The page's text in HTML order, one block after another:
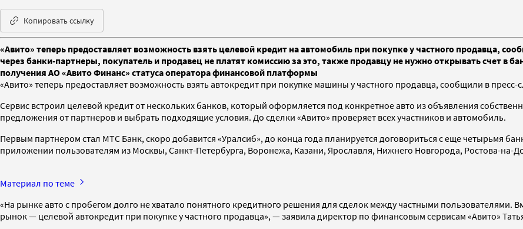
Копировать ссылку
«Авито» теперь предоставляет возможность взять целевой кредит на автомобиль при покупке у частного продавца,
через банки-партнеры, покупатель и продавец не платят комиссию за это, также продавцу не нужно открывать счет в
получения АО «Авито Финанс» статуса оператора финансовой платформы
«Авито» теперь предоставляет возможность взять автокредит при покупке машины у частного продавца, сообщили в
Сервис встроил целевой кредит от нескольких банков, который оформляется под конкретное авто из объявления
предложения от партнеров и выбрать подходящие условия. До сделки «Авито» проверяет всех участников и автомобиль.
Первым партнером стал МТС Банк, скоро добавится «Уралсиб», до конца года планируется договориться с еще четырьмя
приложении пользователям из Москвы, Санкт-Петербурга, Воронежа, Казани, Ярославля, Нижнего Новгорода, Ростова-на-
Материал по теме
«На рынке авто с пробегом долго не хватало понятного кредитного решения для сделок между частными
рынок — целевой автокредит при покупке у частного продавца», — заявила директор по финансовым сервисам «Авито»